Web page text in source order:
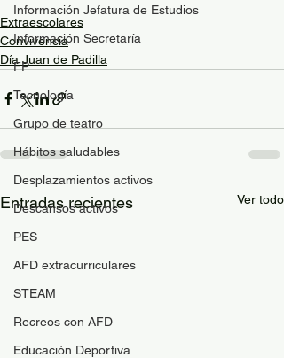
Información Jefatura de Estudios
Información Secretaría
FP
Tecnología
Grupo de teatro
Hábitos saludables
Desplazamientos activos
Descansos activos
PES
AFD extracurriculares
STEAM
Recreos con AFD
Educación Deportiva
Extraescolares
Convivencia
Día Juan de Padilla
Entradas recientes Ver todo